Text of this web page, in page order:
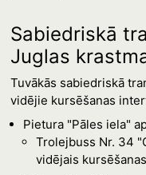
Sabiedriskā
Juglas
Tuvākās sabiedriskā
vidējie kursēšanas
Pietura "Pāles iela"
Trolejbuss Nr. 34
vidējais